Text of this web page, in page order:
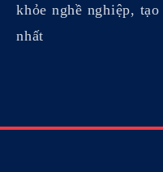
khỏe nghề nghiệp,
nhất